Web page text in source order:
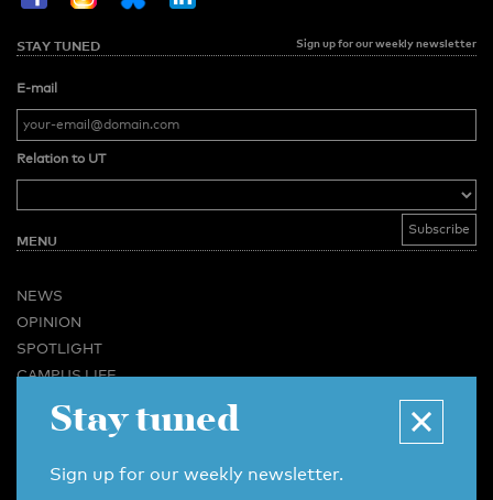
STAY TUNED Sign up for our weekly newsletter
E-mail
Relation to UT
MENU
NEWS
OPINION
SPOTLIGHT
CAMPUS LIFE
BUSINESS & CAREER
Stay tuned
Sign up for our weekly newsletter.